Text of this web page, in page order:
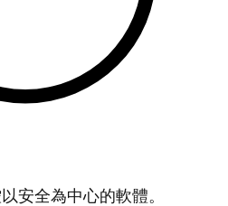
安全為中心的軟體。